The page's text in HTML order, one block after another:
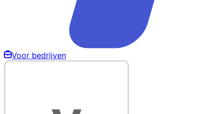
Voor bedrijven